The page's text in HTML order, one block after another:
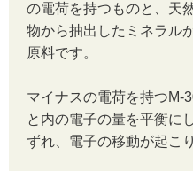
の電荷を持つものと、天
物から抽出したミネラル
原料です。
マイナスの電荷を持つM-
と内の電子の量を平衡に
ずれ、電子の移動が起こ